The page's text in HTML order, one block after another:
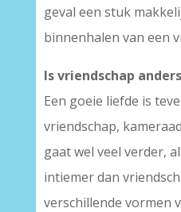
geval een stuk
binnenhalen van een
Is vriendschap
Een goeie liefde is
vriendschap,
gaat wel veel verder,
intiemer dan
verschillende vormen